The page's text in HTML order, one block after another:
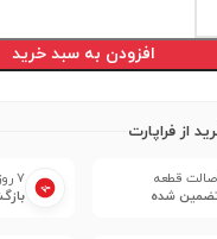
افزودن به سبد خرید
از فراپارت
قطعه
شده
۷ روز ضمانت